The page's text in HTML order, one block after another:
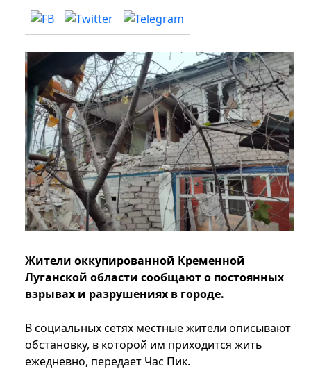
Жители оккупированной Кременной
Луганской области сообщают о постоянных
взрывах и разрушениях в городе.
В социальных сетях местные жители описывают
обстановку, в которой им приходится жить
ежедневно, передает Час Пик.